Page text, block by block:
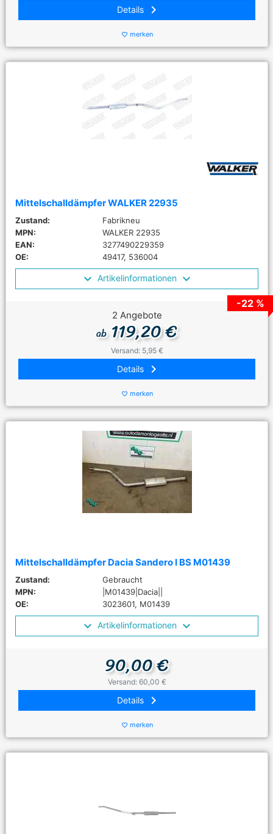
Details keyboard_arrow_right
favorite_border merken
Mittelschalldämpfer WALKER 22935
Zustand:
Fabrikneu
MPN:
WALKER 22935
EAN:
3277490229359
OE:
49417, 536004
Artikelinformationen
-22 %
2 Angebote
ab119,20 €
Versand: 5,95 €
Details keyboard_arrow_right
favorite_border merken
Mittelschalldämpfer Dacia Sandero I BS M01439
Zustand:
Gebraucht
MPN:
|M01439|Dacia||
OE:
3023601, M01439
Artikelinformationen
90,00 €
Versand: 60,00 €
Details keyboard_arrow_right
favorite_border merken